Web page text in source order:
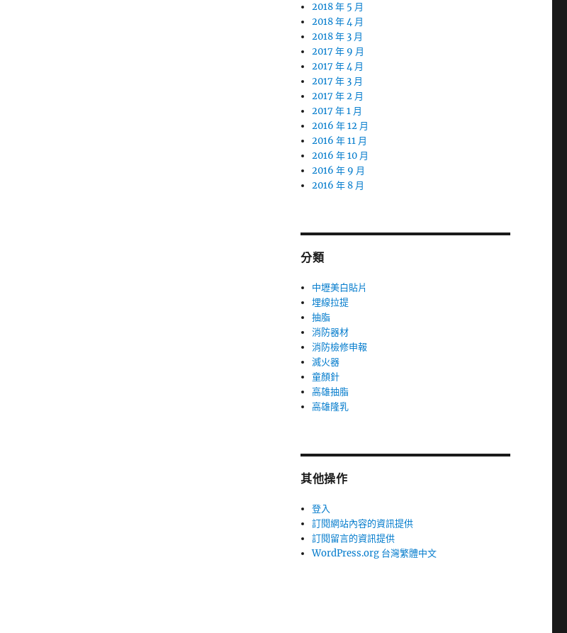
2018 年 5 月
2018 年 4 月
2018 年 3 月
2017 年 9 月
2017 年 4 月
2017 年 3 月
2017 年 2 月
2017 年 1 月
2016 年 12 月
2016 年 11 月
2016 年 10 月
2016 年 9 月
2016 年 8 月
分類
中壢美白貼片
埋線拉提
抽脂
消防器材
消防檢修申報
滅火器
童顏針
高雄抽脂
高雄隆乳
其他操作
登入
訂閱網站內容的資訊提供
訂閱留言的資訊提供
WordPress.org 台灣繁體中文